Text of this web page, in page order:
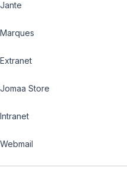
Jante
Marques
Extranet
Jomaa Store
Intranet
Webmail